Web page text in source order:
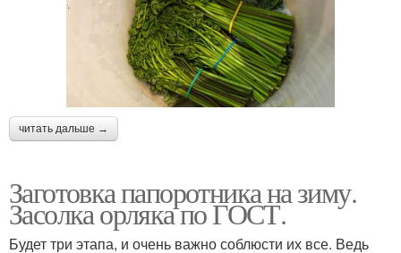
читать дальше →
Заготовка папоротника на зиму.
Засолка орляка по ГОСТ.
Будет три этапа, и очень важно соблюсти их все. Ведь